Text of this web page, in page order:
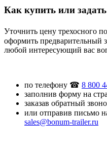
Как купить или
Уточнить цену трехосного
оформить предварительный
любой интересующий вас
по телефону ☎ 8 800
заполнив форму на
заказав обратный
или отправив письмо
sales@bonum-trailer.ru